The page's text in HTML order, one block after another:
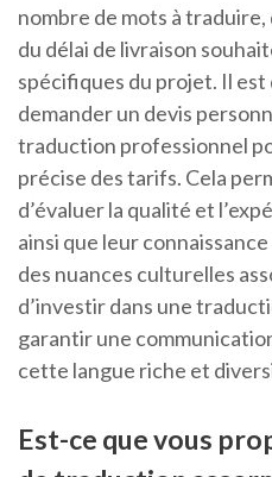
nombre de mots à
du délai de livraison
spécifiques du projet. Il
demander un devis
traduction professionnel
précise des tarifs. Cela
d’évaluer la qualité et
ainsi que leur
des nuances culturelles
d’investir dans une
garantir une
cette langue riche et
Est-ce que vous